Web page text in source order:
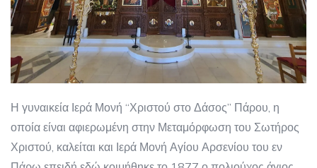
Η γυναικεία Ιερά Μονή “Χριστού στο Δάσος” Πάρου, η
οποία είναι αφιερωμένη στην Μεταμόρφωση του Σωτήρος
Χριστού, καλείται και Ιερά Μονή Αγίου Αρσενίου του εν